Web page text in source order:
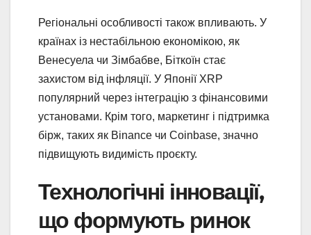
Регіональні особливості також впливають. У
країнах із нестабільною економікою, як
Венесуела чи Зімбабве, Біткоїн стає
захистом від інфляції. У Японії XRP
популярний через інтеграцію з фінансовими
установами. Крім того, маркетинг і підтримка
бірж, таких як Binance чи Coinbase, значно
підвищують видимість проєкту.
Технологічні інновації,
що формують ринок